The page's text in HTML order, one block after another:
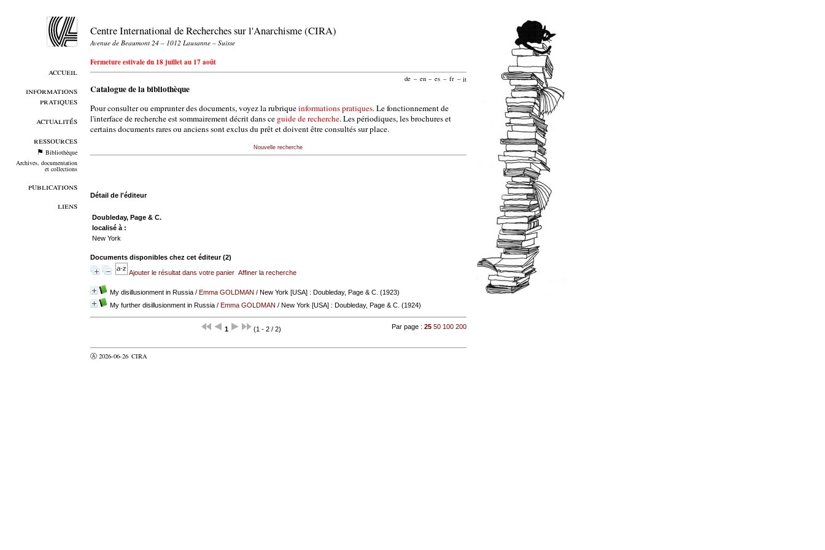
accueil
informations
pratiques
actualités
ressources
Bibliothèque
Archives, documentation
et collections
publications
liens
Centre International de Recherches sur l'Anarchisme (CIRA)
Avenue de Beaumont 24 – 1012 Lausanne – Suisse
Fermeture estivale du 18 juillet au 17 août
de – en – es – fr – it
Catalogue de la bibliothèque
Pour consulter ou emprunter des documents, voyez la rubriqueinformations pratiques. Le fonctionnement de
l'interface de recherche est sommairement décrit dans ce guide de recherche. Les périodiques, les brochures et
certains documents rares ou anciens sont exclus du prêt et doivent être consultés sur place.
Nouvelle recherche
Détail de l'éditeur
Doubleday, Page & C.
localisé à :
New York
Documents disponibles chez cet éditeur (2)
Ajouter le résultat dans votre panier Affiner la recherche
My disillusionment in Russia/ Emma GOLDMAN / New York [USA] : Doubleday, Page & C. (1923)
My further disillusionment in Russia/ Emma GOLDMAN / New York [USA] : Doubleday, Page & C. (1924)
1 (1 - 2 / 2) Par page :25 50 100 200
Ⓐ 2026-06-26 CIRA